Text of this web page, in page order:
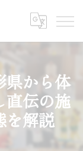
県から体
直伝の施
を解説